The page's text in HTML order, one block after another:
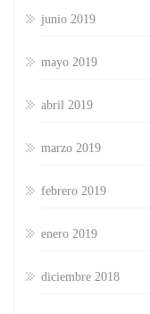
junio 2019
mayo 2019
abril 2019
marzo 2019
febrero 2019
enero 2019
diciembre 2018